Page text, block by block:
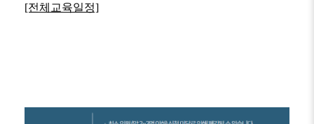
[전체교육일정]